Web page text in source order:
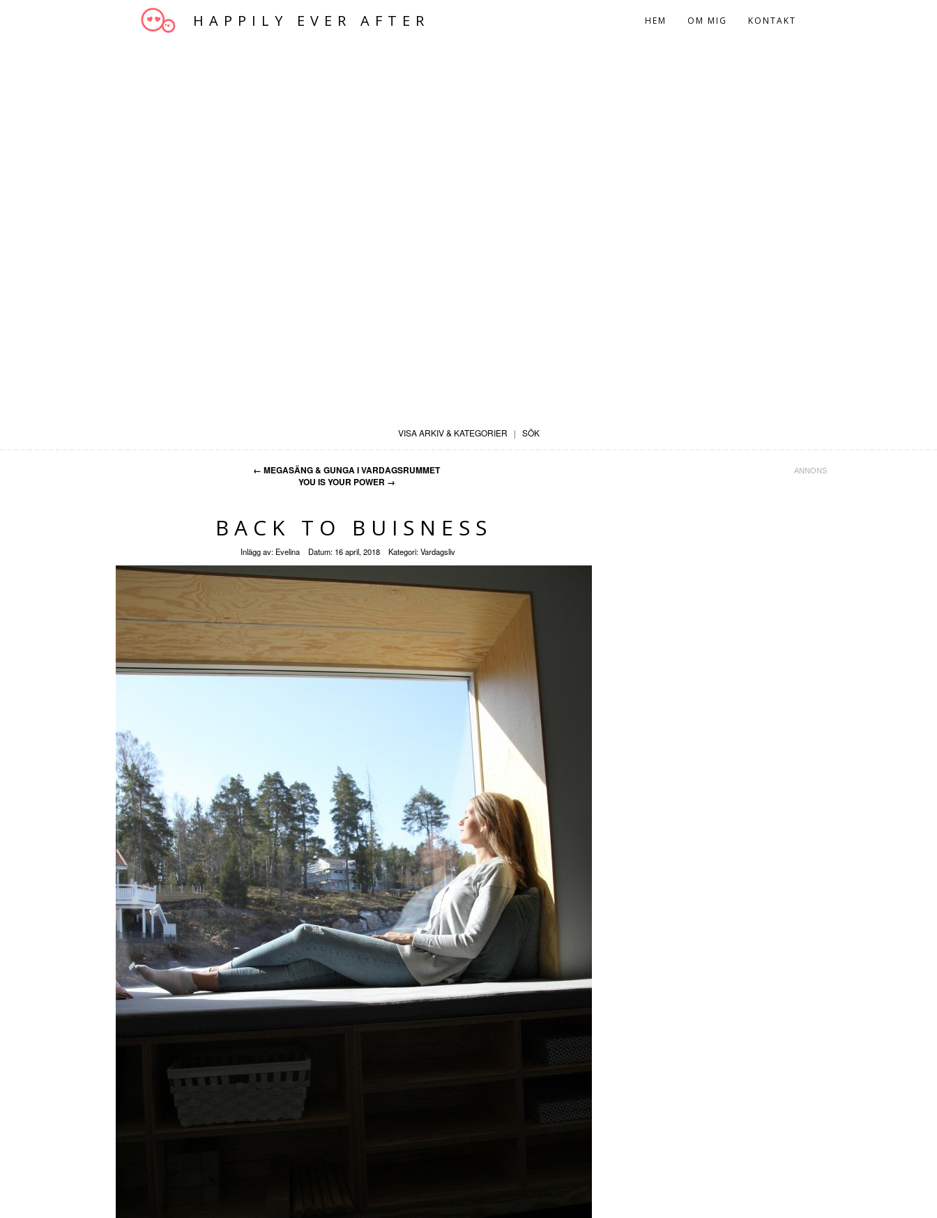
HAPPILY EVER AFTER HEM OM MIG KONTAKT
VISA ARKIV & KATEGORIER | SÖK
← MEGASÄNG & GUNGA I VARDAGSRUMMET
YOU IS YOUR POWER →
BACK TO BUISNESS
Inlägg av: Evelina Datum: 16 april, 2018 Kategori:Vardagsliv